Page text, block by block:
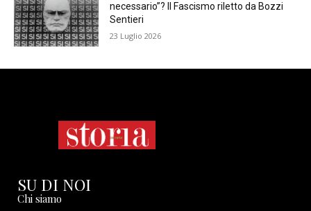
necessario”? Il Fascismo riletto da Bozzi
Sentieri
23 Luglio 2026
SU DI NOI
Chi siamo